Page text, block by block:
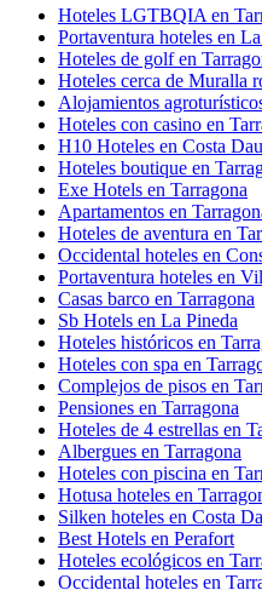
Hoteles LGTBQIA en
Portaventura hoteles en
Hoteles de golf en
Hoteles cerca de Muralla
Alojamientos
Hoteles con casino en
H10 Hoteles en Costa
Hoteles boutique en
Exe Hotels en Tarragona
Apartamentos en
Hoteles de aventura en
Occidental hoteles en
Portaventura hoteles en
Casas barco en Tarragona
Sb Hotels en La Pineda
Hoteles históricos en
Hoteles con spa en
Complejos de pisos en
Pensiones en Tarragona
Hoteles de 4 estrellas en
Albergues en Tarragona
Hoteles con piscina en
Hotusa hoteles en
Silken hoteles en Costa
Best Hotels en Perafort
Hoteles ecológicos en
Occidental hoteles en